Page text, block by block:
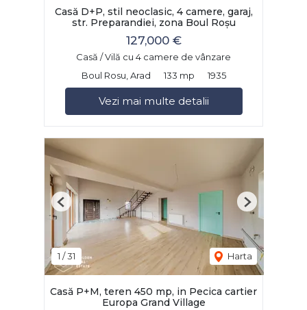
Casă D+P, stil neoclasic, 4 camere, garaj,
str. Preparandiei, zona Boul Roșu
127,000 €
Casă / Vilă cu 4 camere de vânzare
Boul Rosu, Arad
133 mp 1935
Vezi mai multe detalii
1 /31 Harta
Previous Next
Casă P+M, teren 450 mp, in Pecica cartier
Europa Grand Village